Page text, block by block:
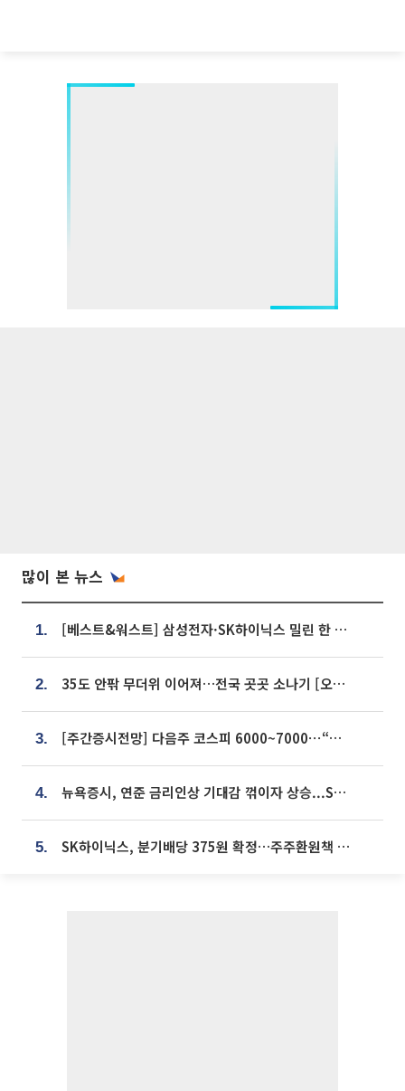
많이 본 뉴스
1. [베스트&워스트] 삼성전자·SK하이닉스 밀린 한 주…상상인증권은 85% 급등
2. 35도 안팎 무더위 이어져…전국 곳곳 소나기 [오늘 날씨]
3. [주간증시전망] 다음주 코스피 6000~7000⋯“外人 수급은 정책이 변수”
4. 뉴욕증시, 연준 금리인상 기대감 꺾이자 상승...S&P500 사상 최고치 [종합]
5. SK하이닉스, 분기배당 375원 확정…주주환원책 9월로 앞당겨 발표